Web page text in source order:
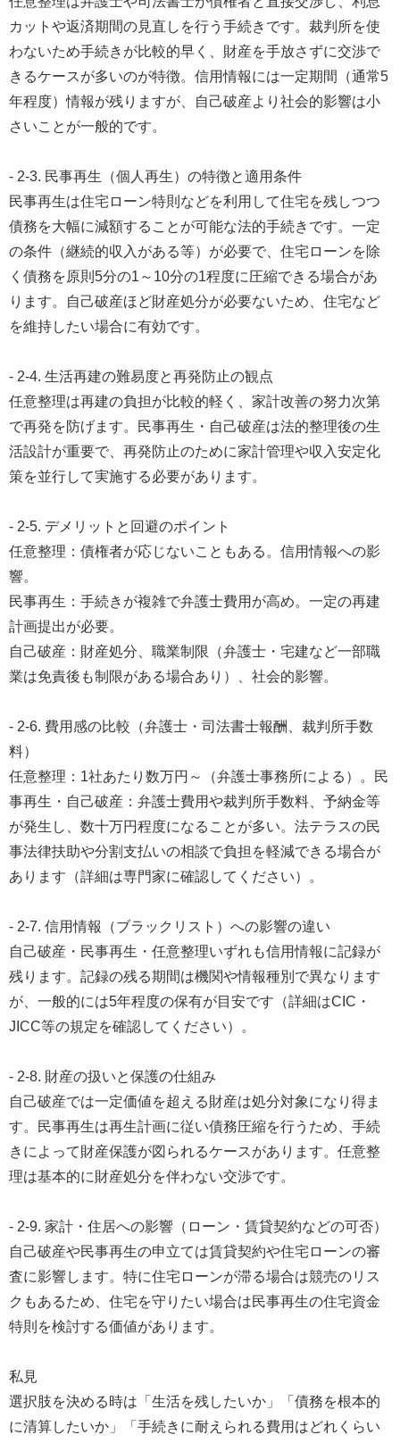
カットや返済期間の見直しを行う手続きです。裁判所を使
わないため手続きが比較的早く、財産を手放さずに交渉で
きるケースが多いのが特徴。信用情報には一定期間（通常5
年程度）情報が残りますが、自己破産より社会的影響は小
さいことが一般的です。
- 2-3. 民事再生（個人再生）の特徴と適用条件
民事再生は住宅ローン特則などを利用して住宅を残しつつ
債務を大幅に減額することが可能な法的手続きです。一定
の条件（継続的収入がある等）が必要で、住宅ローンを除
く債務を原則5分の1～10分の1程度に圧縮できる場合があ
ります。自己破産ほど財産処分が必要ないため、住宅など
を維持したい場合に有効です。
- 2-4. 生活再建の難易度と再発防止の観点
任意整理は再建の負担が比較的軽く、家計改善の努力次第
で再発を防げます。民事再生・自己破産は法的整理後の生
活設計が重要で、再発防止のために家計管理や収入安定化
策を並行して実施する必要があります。
- 2-5. デメリットと回避のポイント
任意整理：債権者が応じないこともある。信用情報への影
響。
民事再生：手続きが複雑で弁護士費用が高め。一定の再建
計画提出が必要。
自己破産：財産処分、職業制限（弁護士・宅建など一部職
業は免責後も制限がある場合あり）、社会的影響。
- 2-6. 費用感の比較（弁護士・司法書士報酬、裁判所手数
料）
任意整理：1社あたり数万円～（弁護士事務所による）。民
事再生・自己破産：弁護士費用や裁判所手数料、予納金等
が発生し、数十万円程度になることが多い。法テラスの民
事法律扶助や分割支払いの相談で負担を軽減できる場合が
あります（詳細は専門家に確認してください）。
- 2-7. 信用情報（ブラックリスト）への影響の違い
自己破産・民事再生・任意整理いずれも信用情報に記録が
残ります。記録の残る期間は機関や情報種別で異なります
が、一般的には5年程度の保有が目安です（詳細はCIC・
JICC等の規定を確認してください）。
- 2-8. 財産の扱いと保護の仕組み
自己破産では一定価値を超える財産は処分対象になり得ま
す。民事再生は再生計画に従い債務圧縮を行うため、手続
きによって財産保護が図られるケースがあります。任意整
理は基本的に財産処分を伴わない交渉です。
- 2-9. 家計・住居への影響（ローン・賃貸契約などの可否）
自己破産や民事再生の申立ては賃貸契約や住宅ローンの審
査に影響します。特に住宅ローンが滞る場合は競売のリス
クもあるため、住宅を守りたい場合は民事再生の住宅資金
特則を検討する価値があります。
私見
選択肢を決める時は「生活を残したいか」「債務を根本的
に清算したいか」「手続きに耐えられる費用はどれくらい